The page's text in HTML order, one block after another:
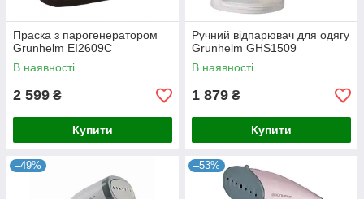
Праска з парогенератором
Grunhelm EI2609C
В наявності
2 599 ₴
Купити
Ручний відпарювач для одягу
Grunhelm GHS1509
В наявності
1 879 ₴
Купити
–49% –53%